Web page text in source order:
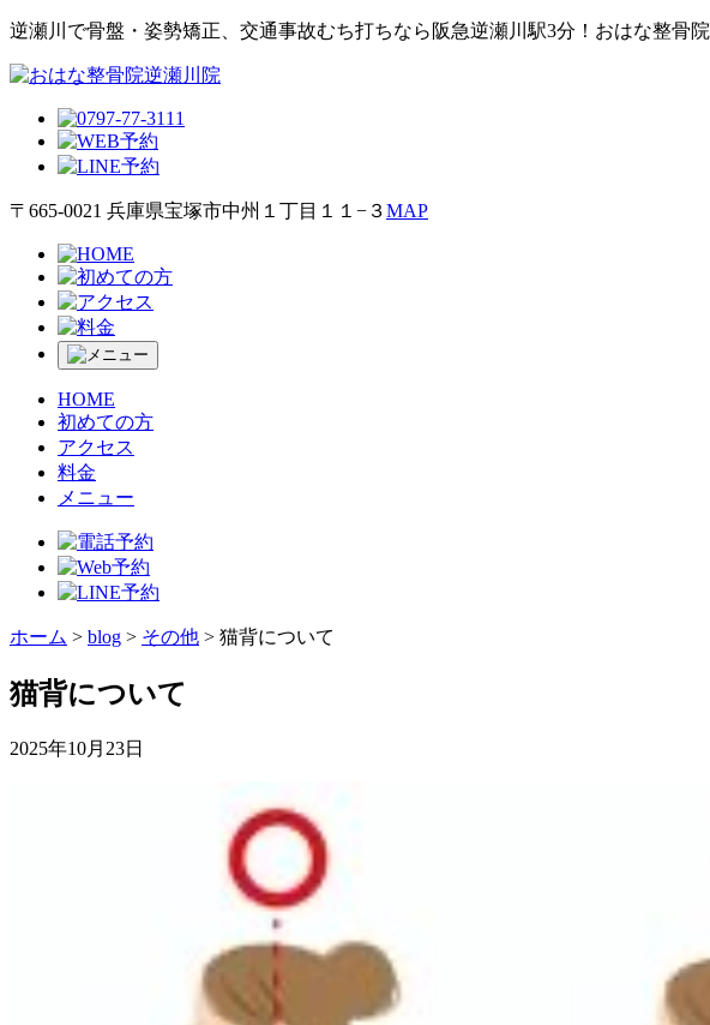
逆瀬川で⾻盤・姿勢矯正、交通事故むち打ちなら阪急逆瀬川駅3分！おはな整⾻院
〒665-0021 兵庫県宝塚市中州１丁目１１−３MAP
HOME
初めての方
アクセス
料金
メニュー
ホーム > blog > その他 > 猫背について
猫背について
2025年10月23日